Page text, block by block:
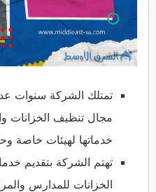
تمتلك الشركة سنوات
مجال تنظيف الخزانات
خدماتها لهيئات خاصة
تهتم الشركة بتقديم
الخزانات للمدارس